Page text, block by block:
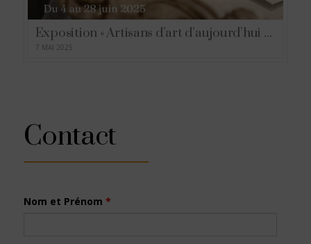
Exposition « Artisans d’art d’aujourd’hui et de demain#2 » du 4 au 28 juin Espace Reynes à ALBI
7 MAI 2025
Contact
Nom et Prénom *